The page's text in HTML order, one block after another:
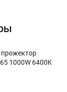
1000W 6400K